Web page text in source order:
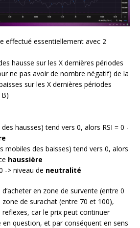
effectué essentiellement avec 2
hausse sur les X dernières périodes
ne pas avoir de nombre négatif) de la
sur les X dernières périodes
hausses) tend vers 0, alors RSI = 0 -
mobiles des baisses) tend vers 0, alors
haussière
-> niveau de neutralité
en zone de survente (entre 0
de surachat (entre 70 et 100),
car le prix peut continuer
en question, et par conséquent en sens